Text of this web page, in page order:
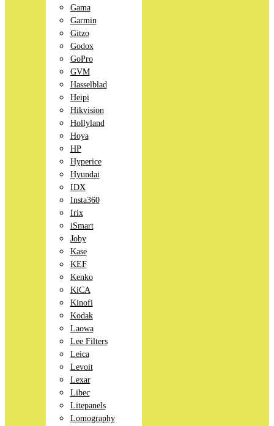
Gama
Garmin
Gitzo
Godox
GoPro
GVM
Hasselblad
Heipi
Hikvision
Hollyland
Hoya
HP
Hyperice
Hyundai
IDX
Insta360
Irix
iSmart
Joby
Kase
KEF
Kenko
KiCA
Kinofi
Kodak
Laowa
Lee Filters
Leica
Levoit
Lexar
Libec
Litepanels
Lomography